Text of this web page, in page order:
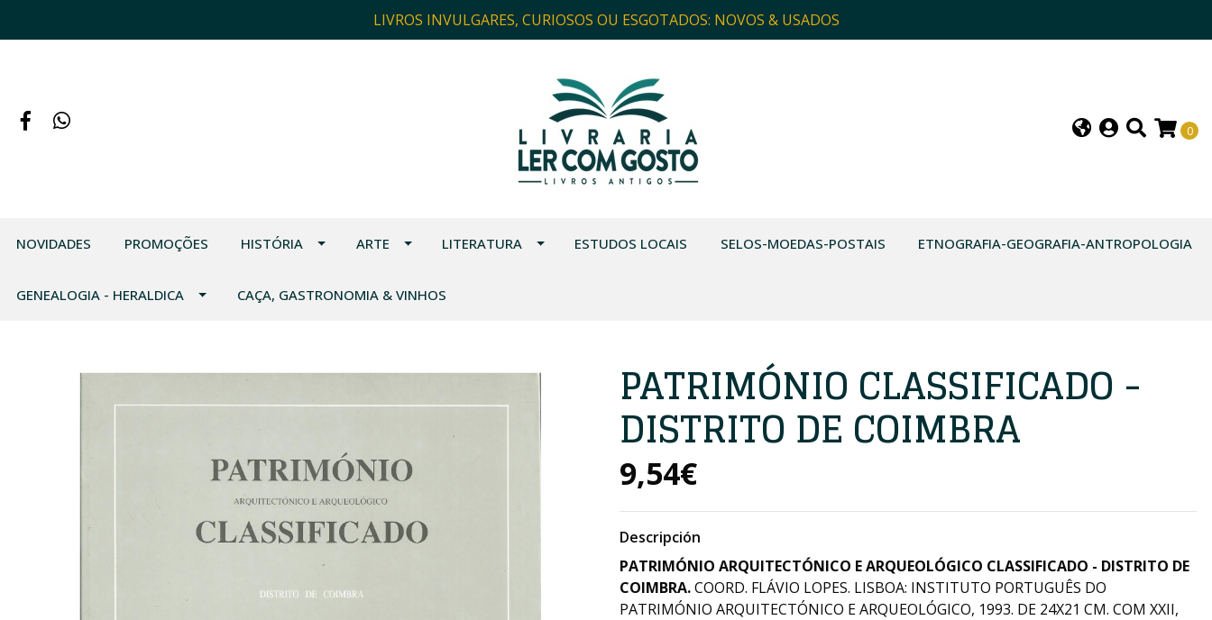
LIVROS INVULGARES, CURIOSOS OU ESGOTADOS: NOVOS & USADOS
0
NOVIDADES PROMOÇÕES HISTÓRIA ARTE LITERATURA ESTUDOS LOCAIS SELOS-MOEDAS-POSTAIS ETNOGRAFIA-GEOGRAFIA-ANTROPOLOGIA
GENEALOGIA - HERALDICA CAÇA, GASTRONOMIA & VINHOS
PATRIMÓNIO CLASSIFICADO -
DISTRITO DE COIMBRA
9,54€
Descripción
PATRIMÓNIO ARQUITECTÓNICO E ARQUEOLÓGICO CLASSIFICADO - DISTRITO DE
COIMBRA.COORD. FLÁVIO LOPES. LISBOA: INSTITUTO PORTUGUÊS DO
PATRIMÓNIO ARQUITECTÓNICO E ARQUEOLÓGICO, 1993. DE 24X21 CM. COM XXII,